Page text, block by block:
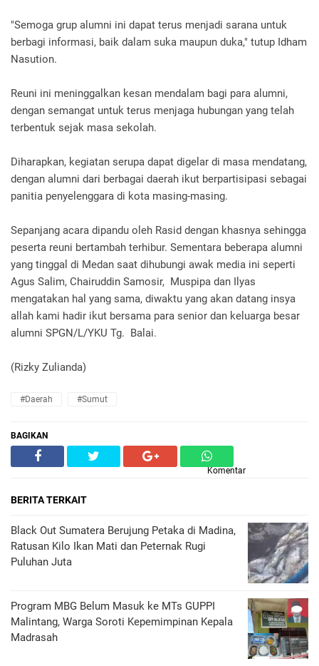
"Semoga grup alumni ini dapat terus menjadi sarana untuk
berbagi informasi, baik dalam suka maupun duka," tutup Idham
Nasution.
Reuni ini meninggalkan kesan mendalam bagi para alumni,
dengan semangat untuk terus menjaga hubungan yang telah
terbentuk sejak masa sekolah.
Diharapkan, kegiatan serupa dapat digelar di masa mendatang,
dengan alumni dari berbagai daerah ikut berpartisipasi sebagai
panitia penyelenggara di kota masing-masing.
Sepanjang acara dipandu oleh Rasid dengan khasnya sehingga
peserta reuni bertambah terhibur. Sementara beberapa alumni
yang tinggal di Medan saat dihubungi awak media ini seperti
Agus Salim, Chairuddin Samosir, Muspipa dan Ilyas
mengatakan hal yang sama, diwaktu yang akan datang insya
allah kami hadir ikut bersama para senior dan keluarga besar
alumni SPGN/L/YKU Tg. Balai.
(Rizky Zulianda)
#Daerah #Sumut
BAGIKAN
Komentar
BERITA TERKAIT
Black Out Sumatera Berujung Petaka di Madina,
Ratusan Kilo Ikan Mati dan Peternak Rugi
Puluhan Juta
Program MBG Belum Masuk ke MTs GUPPI
Malintang, Warga Soroti Kepemimpinan Kepala
Madrasah